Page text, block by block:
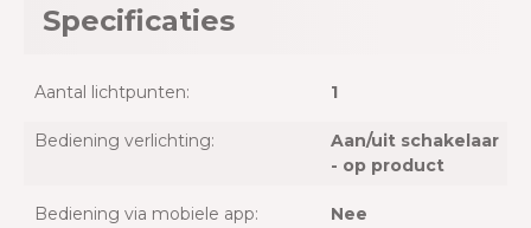
Specificaties
Aantal lichtpunten: 1
Bediening verlichting:
Aan/uit schakelaar
- op product
Bediening via mobiele app: Nee